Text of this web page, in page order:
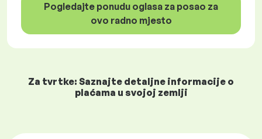
Pogledajte ponudu oglasa za posao za
ovo radno mjesto
Za tvrtke: Saznajte detaljne informacije o
plaćama u svojoj zemlji